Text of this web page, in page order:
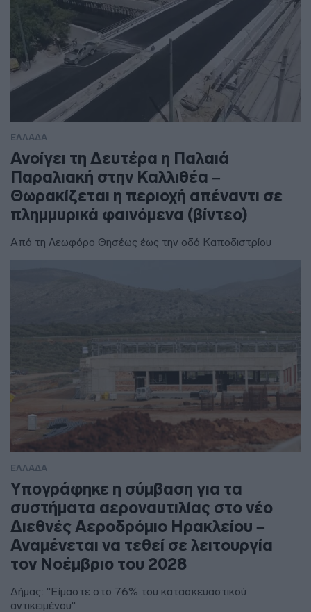
ΕΛΛΑΔΑ
Ανοίγει τη Δευτέρα η Παλαιά
Παραλιακή στην Καλλιθέα –
Θωρακίζεται η περιοχή απέναντι σε
πλημμυρικά φαινόμενα (βίντεο)
Από τη Λεωφόρο Θησέως έως την οδό Καποδιστρίου
ΕΛΛΑΔΑ
Υπογράφηκε η σύμβαση για τα
συστήματα αεροναυτιλίας στο νέο
Διεθνές Αεροδρόμιο Ηρακλείου –
Αναμένεται να τεθεί σε λειτουργία
τον Νοέμβριο του 2028
Δήμας: "Είμαστε στο 76% του κατασκευαστικού
αντικειμένου"